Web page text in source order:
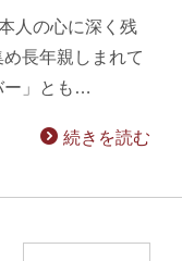
人の心に深く残
長年親しまれて
ー」とも…
続きを読む